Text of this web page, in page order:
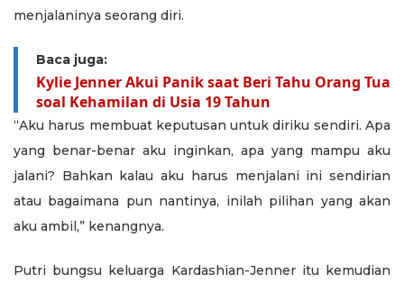
menjalaninya seorang diri.
Baca juga:
Kylie Jenner Akui Panik saat Beri Tahu Orang Tua
soal Kehamilan di Usia 19 Tahun
“Aku harus membuat keputusan untuk diriku sendiri. Apa
yang benar-benar aku inginkan, apa yang mampu aku
jalani? Bahkan kalau aku harus menjalani ini sendirian
atau bagaimana pun nantinya, inilah pilihan yang akan
aku ambil,” kenangnya.
Putri bungsu keluarga Kardashian-Jenner itu kemudian